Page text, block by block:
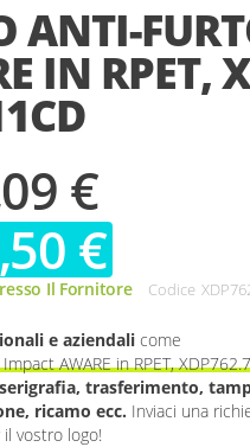
ANTI-
IN RPET,
€
€
Il Fornitore Codice
e aziendali come
AWARE in RPET,
serigrafia, trasferimento,
ricamo ecc. Inviaci una
vostro logo!